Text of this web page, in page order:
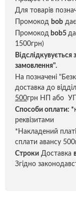
Для товарів
Промокод bob дає
Промокод bob5
1500грн)
замовлення".
На позначені
доставка до
500грн НП або УП
Способи оплати: *
реквізитами
*Накладений
сплати авансу
Строки Доставка
Згідно